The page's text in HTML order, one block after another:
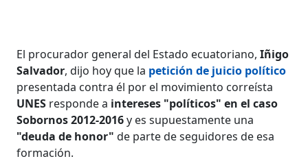
El procurador general del Estado ecuatoriano,Iñigo
Salvador, dijo hoy que la petición de juicio político
presentada contra él por el movimiento correísta
UNES responde a intereses "políticos" en el caso
Sobornos 2012-2016y es supuestamente una
"deuda de honor" de parte de seguidores de esa
formación.